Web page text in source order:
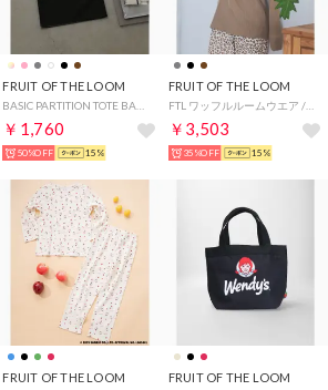
FRUIT OF THE LOOM
￥1,760
50%OFF 15%
FRUIT OF THE LOOM
FTL ワッフルルームウエア / アニマル柄 / ワンマイルウェア / パジャマセット ルームセット セットアップ 上下2点セット / ギフト プレゼント （ブラウン）
￥3,503
35%OFF 15%
FRUIT OF THE LOOM FRUIT OF THE LOOM